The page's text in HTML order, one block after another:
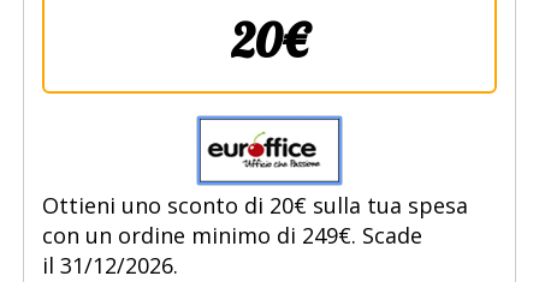
20€
Ottieni uno sconto di 20€ sulla tua spesa
con un ordine minimo di 249€. Scade
il 31/12/2026.